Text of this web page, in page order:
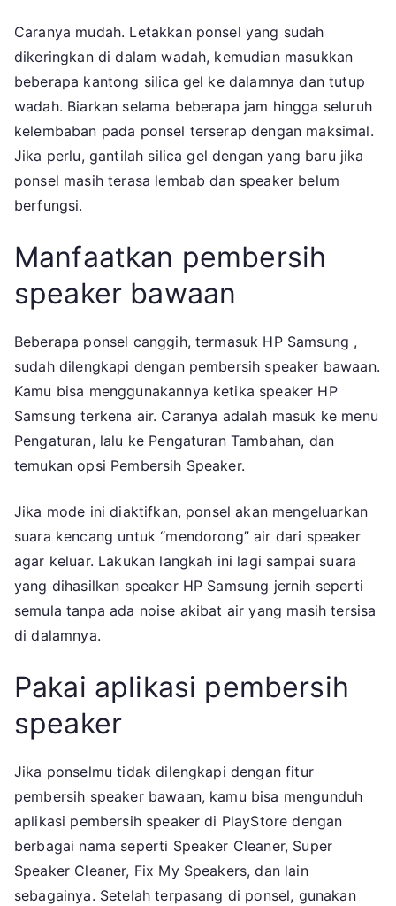
Caranya mudah. Letakkan ponsel yang sudah
dikeringkan di dalam wadah, kemudian masukkan
beberapa kantong silica gel ke dalamnya dan tutup
wadah. Biarkan selama beberapa jam hingga seluruh
kelembaban pada ponsel terserap dengan maksimal.
Jika perlu, gantilah silica gel dengan yang baru jika
ponsel masih terasa lembab dan speaker belum
berfungsi.
Manfaatkan pembersih
speaker bawaan
Beberapa ponsel canggih, termasuk HP Samsung ,
sudah dilengkapi dengan pembersih speaker bawaan.
Kamu bisa menggunakannya ketika speaker HP
Samsung terkena air. Caranya adalah masuk ke menu
Pengaturan, lalu ke Pengaturan Tambahan, dan
temukan opsi Pembersih Speaker.
Jika mode ini diaktifkan, ponsel akan mengeluarkan
suara kencang untuk “mendorong” air dari speaker
agar keluar. Lakukan langkah ini lagi sampai suara
yang dihasilkan speaker HP Samsung jernih seperti
semula tanpa ada noise akibat air yang masih tersisa
di dalamnya.
Pakai aplikasi pembersih
speaker
Jika ponselmu tidak dilengkapi dengan fitur
pembersih speaker bawaan, kamu bisa mengunduh
aplikasi pembersih speaker di PlayStore dengan
berbagai nama seperti Speaker Cleaner, Super
Speaker Cleaner, Fix My Speakers, dan lain
sebagainya. Setelah terpasang di ponsel, gunakan